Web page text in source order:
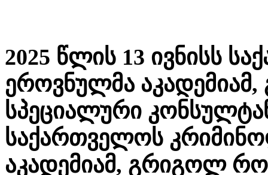
2025 წლის 13 ივნისს
ეროვნულმა აკადემიამ,
სპეციალური
საქართველოს
აკადემიამ, გრიგოლ